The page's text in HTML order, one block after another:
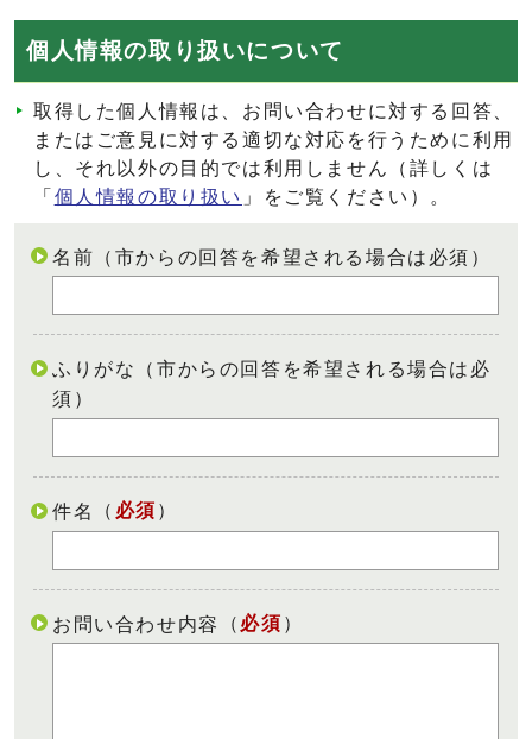
個人情報の取り扱いについて
取得した個人情報は、お問い合わせに対する回答、
またはご意見に対する適切な対応を行うために利用
し、それ以外の目的では利用しません（詳しくは
「 個人情報の取り扱い 」をご覧ください）。
名前（市からの回答を希望される場合は必須）
ふりがな（市からの回答を希望される場合は必
須）
件名 （ 必須 ）
お問い合わせ内容 （ 必須 ）